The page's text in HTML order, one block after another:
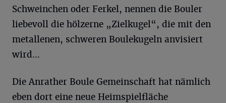
Schweinchen oder Ferkel, nennen die Bouler
liebevoll die hölzerne „Zielkugel“, die mit den
metallenen, schweren Boulekugeln anvisiert
wird…
Die Anrather Boule Gemeinschaft hat nämlich
eben dort eine neue Heimspielfläche